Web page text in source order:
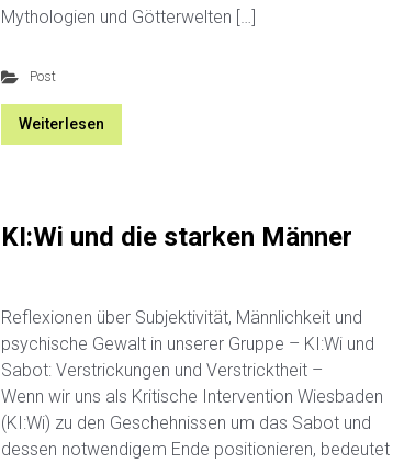
Mythologien und Götterwelten […]
Post
Weiterlesen
KI:Wi und die starken Männer
Reflexionen über Subjektivität, Männlichkeit und
psychische Gewalt in unserer Gruppe – KI:Wi und
Sabot: Verstrickungen und Verstricktheit –
Wenn wir uns als Kritische Intervention Wiesbaden
(KI:Wi) zu den Geschehnissen um das Sabot und
dessen notwendigem Ende positionieren, bedeutet